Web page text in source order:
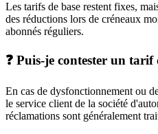
Les tarifs de base restent fixes,
des réductions lors de créneaux
abonnés réguliers.
❓ Puis-je contester un tarif
En cas de dysfonctionnement ou
le service client de la société
réclamations sont généralement